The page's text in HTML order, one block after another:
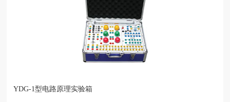
YDG-1型电路原理实验箱